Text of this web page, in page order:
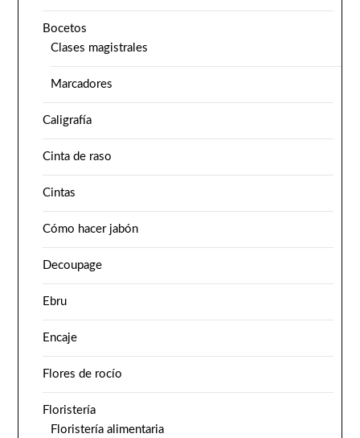
Bocetos
Clases magistrales
Marcadores
Caligrafía
Cinta de raso
Cintas
Cómo hacer jabón
Decoupage
Ebru
Encaje
Flores de rocío
Floristería
Floristería alimentaria